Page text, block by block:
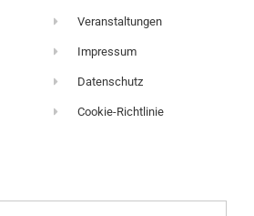
Veranstaltungen
Impressum
Datenschutz
Cookie-Richtlinie